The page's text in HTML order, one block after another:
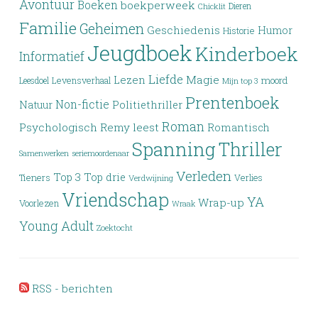
Avontuur Boeken boekperweek Chicklit Dieren
Familie Geheimen Geschiedenis Historie Humor
Informatief JeugdboekKinderboek
Leesdoel Levensverhaal Lezen Liefde Magie Mijn top 3 moord
Natuur Non-fictie Politiethriller Prentenboek
Psychologisch Remy leest Roman Romantisch
Samenwerken seriemoordenaar SpanningThriller
Tieners Top 3 Top drie Verdwijning Verleden Verlies
Voorlezen Vriendschap Wraak Wrap-up YA
Young Adult Zoektocht
RSS - berichten